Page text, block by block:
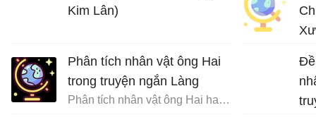
Kim Lân)
Phân tích nhân vật ông Hai
trong truyện ngắn Làng
Phân tích nhân vật ông Hai hay nhất
Đề